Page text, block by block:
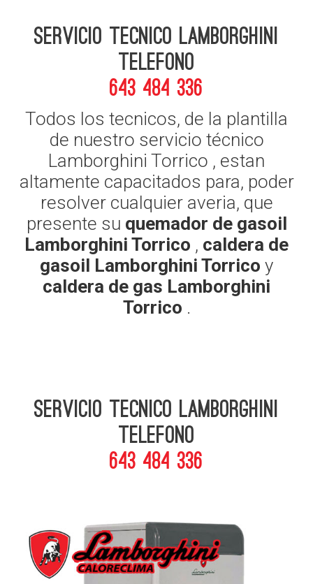
Servicio Tecnico Lamborghini
telefono
643 484 336
Todos los tecnicos, de la plantilla
de nuestro servicio técnico
Lamborghini Torrico , estan
altamente capacitados para, poder
resolver cualquier averia, que
presente su quemador de gasoil
Lamborghini Torrico , caldera de
gasoil Lamborghini Torrico y
caldera de gas Lamborghini
Torrico .
Servicio Tecnico Lamborghini
telefono
643 484 336